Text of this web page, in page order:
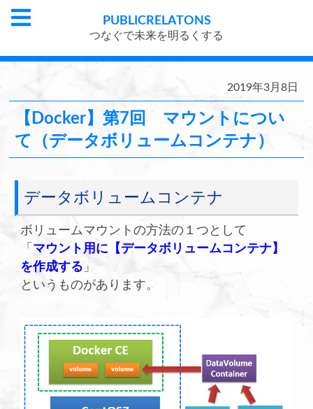
PUBLICRELATONS
つなぐで未来を明るくする
2019年3月8日
【Docker】第7回 マウントについ
て（データボリュームコンテナ）
データボリュームコンテナ
ボリュームマウントの方法の１つとして
「 マウント用に【データボリュームコンテナ】
を作成する 」
というものがあります。